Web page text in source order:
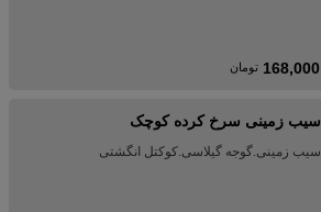
168,000 تومان
سیب زمینی سرخ کرده کوچک
سیب زمینی.گوجه گیلاسی.کوکتل انگشتی